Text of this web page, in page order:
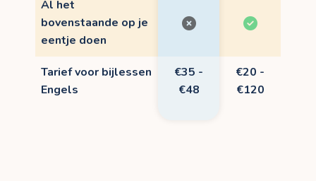
Al het
bovenstaande op je
eentje doen
Tarief voor bijlessen
Engels
€35 -
€48
€20 -
€120